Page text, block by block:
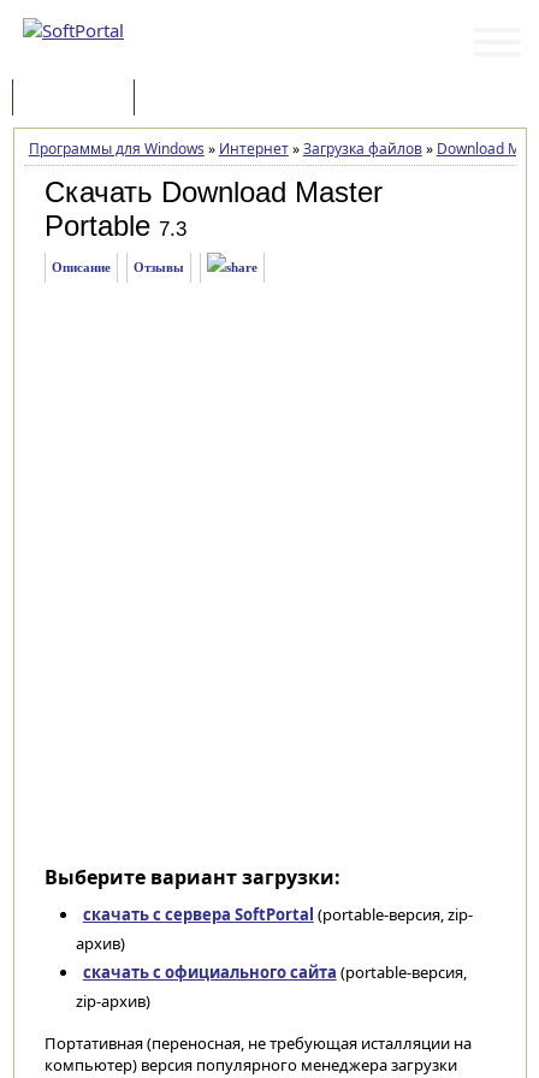
Программы для Windows » Интернет»Загрузка файлов» Download
Скачать Download Master
Portable 7.3
Описание Отзывы
Выберите вариант загрузки:
скачать с сервера SoftPortal (portable-версия, zip-
архив)
скачать с официального сайта (portable-версия,
zip-архив)
Портативная (переносная, не требующая исталляции на
компьютер) версия популярного менеджера загрузки